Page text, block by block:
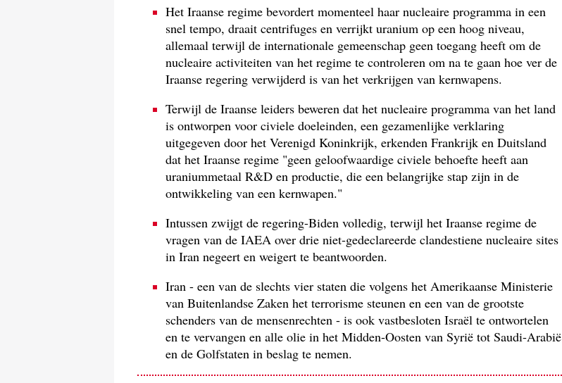
Het Iraanse regime bevordert momenteel haar nucleaire programma in een
snel tempo, draait centrifuges en verrijkt uranium op een hoog niveau,
allemaal terwijl de internationale gemeenschap geen toegang heeft om de
nucleaire activiteiten van het regime te controleren om na te gaan hoe ver de
Iraanse regering verwijderd is van het verkrijgen van kernwapens.
Terwijl de Iraanse leiders beweren dat het nucleaire programma van het land
is ontworpen voor civiele doeleinden, een gezamenlijke verklaring
uitgegeven door het Verenigd Koninkrijk, erkenden Frankrijk en Duitsland
dat het Iraanse regime "geen geloofwaardige civiele behoefte heeft aan
uraniummetaal R&D en productie, die een belangrijke stap zijn in de
ontwikkeling van een kernwapen."
Intussen zwijgt de regering-Biden volledig, terwijl het Iraanse regime de
vragen van de IAEA over drie niet-gedeclareerde clandestiene nucleaire sites
in Iran negeert en weigert te beantwoorden.
Iran - een van de slechts vier staten die volgens het Amerikaanse Ministerie
van Buitenlandse Zaken het terrorisme steunen en een van de grootste
schenders van de mensenrechten - is ook vastbesloten Israël te ontwortelen
en te vervangen en alle olie in het Midden-Oosten van Syrië tot Saudi-Arabië
en de Golfstaten in beslag te nemen.